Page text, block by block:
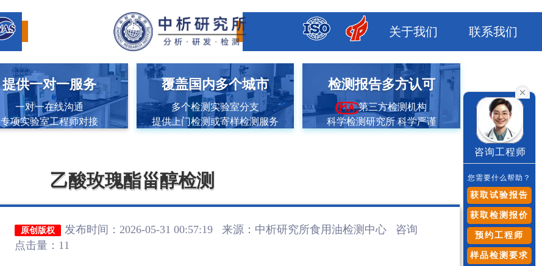
关于我们 联系我们
提供一对一服务
一对一在线沟通
专项实验室工程师对接
覆盖国内多个城市
多个检测实验室分支
提供上门检测或寄样检测服务
检测报告多方认可
第三方检测机构
科学检测研究所 科学严谨
乙酸玫瑰酯甾醇检测
原创版权 发布时间：2026-05-31 00:57:19 来源： 中析研究所食用油检测 中心 咨询
点击量：11
咨询工程师
您需要什么帮助？
获取试验报告
获取检测报价
预约工程师
样品检测要求